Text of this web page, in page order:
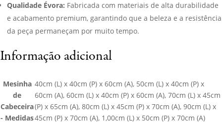
Qualidade Évora: Fabricada com materiais de alta durabilidade
e acabamento premium, garantindo que a beleza e a resistência
da peça permaneçam por muito tempo.
Informação adicional
Mesinha
de
Cabeceira
- Medidas
40cm (L) x 40cm (P) x 60cm (A), 50cm (L) x 40cm (P) x
60cm (A), 60cm (L) x 40cm (P) x 60cm (A), 70cm (L) x 45cm
(P) x 65cm (A), 80cm (L) x 45cm (P) x 70cm (A), 90cm (L) x
45cm (P) x 70cm (A), 1,00cm (L) x 50cm (P) x 70cm (A)